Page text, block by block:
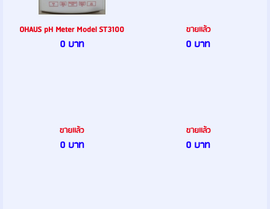
OHAUS pH Meter Model ST3100
0 บาท
ขายเเล้ว
0 บาท
ขายเเล้ว
0 บาท
ขายเเล้ว
0 บาท